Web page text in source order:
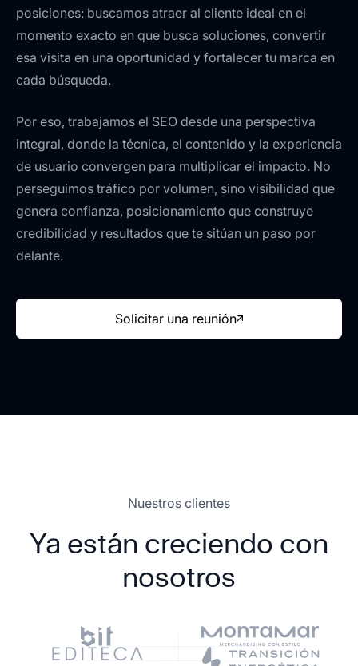
posiciones: buscamos atraer al cliente ideal en el
momento exacto en que busca soluciones, convertir
esa visita en una oportunidad y fortalecer tu marca en
cada búsqueda.
Por eso, trabajamos el SEO desde una perspectiva
integral, donde la técnica, el contenido y la experiencia
de usuario convergen para multiplicar el impacto. No
perseguimos tráfico por volumen, sino visibilidad que
genera confianza, posicionamiento que construye
credibilidad y resultados que te sitúan un paso por
delante.
Solicitar una reunión
Nuestros clientes
Ya están creciendo con
nosotros